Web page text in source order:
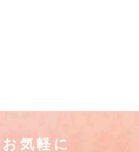
気軽に